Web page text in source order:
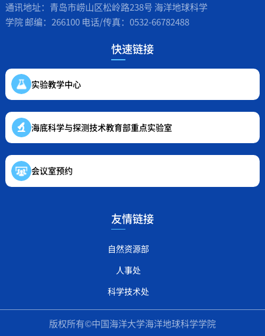
通讯地址：青岛市崂山区松岭路238号 海洋地球科学
学院 邮编：266100 电话/传真：0532-66782488
快速链接
实验教学中心
海底科学与探测技术教育部重点实验室
会议室预约
友情链接
自然资源部
人事处
科学技术处
版权所有©中国海洋大学海洋地球科学学院